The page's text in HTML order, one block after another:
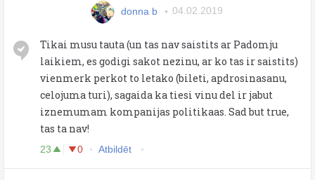
donna b 04.02.2019
Tikai musu tauta (un tas nav saistits ar Padomju
laikiem, es godigi sakot nezinu, ar ko tas ir saistits)
vienmerk perkot to letako (bileti, apdrosinasanu,
celojuma turi), sagaida ka tiesi vinu del ir jabut
iznemumam kompanijas politikaas. Sad but true,
tas ta nav!
23 0 Atbildēt